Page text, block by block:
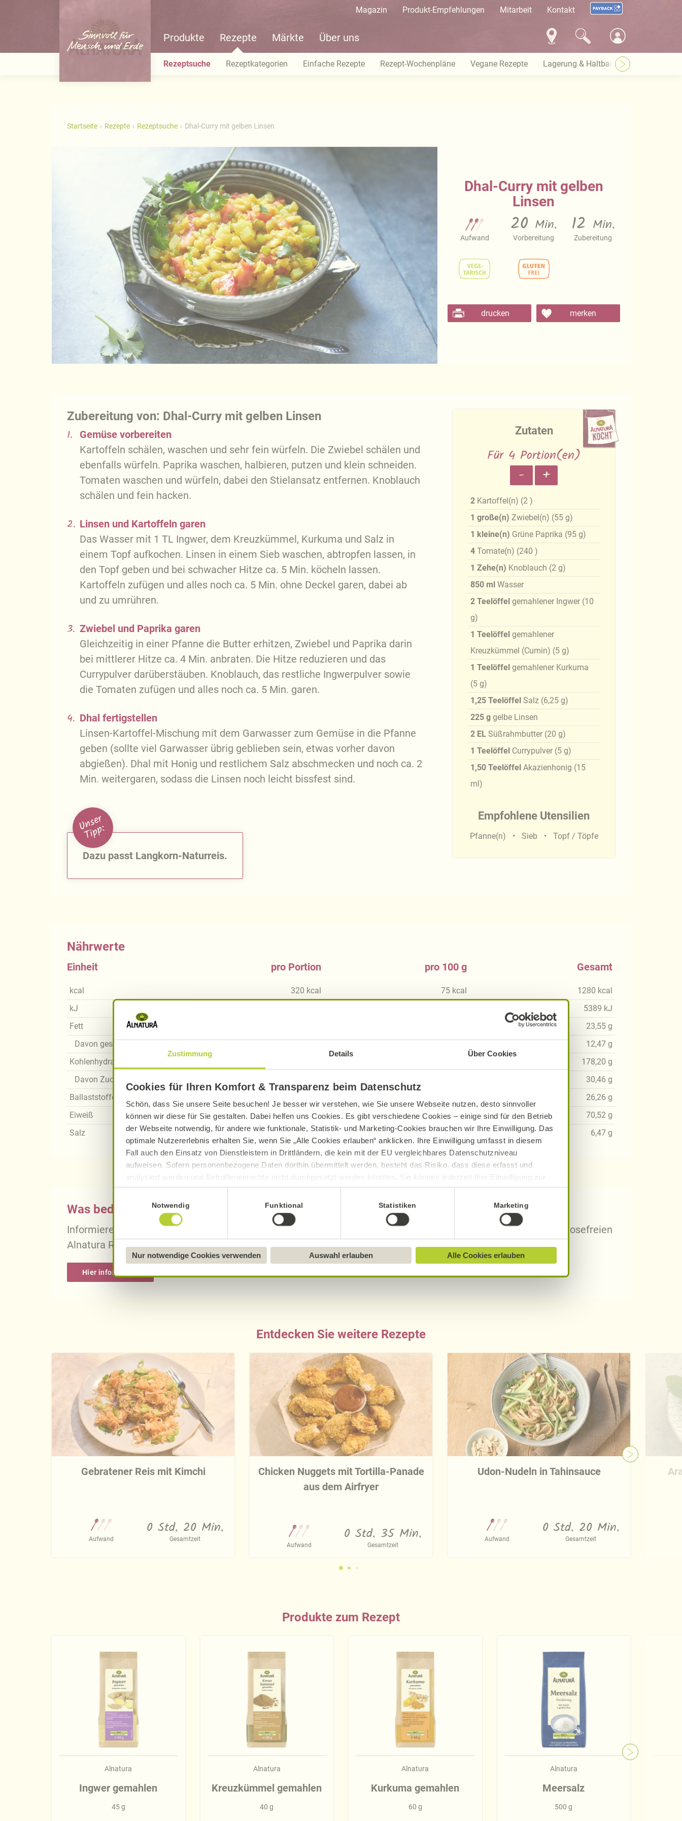
Zustimmung Details Über Cookies
Cookies für Ihren Komfort & Transparenz beim Datenschutz
Schön, dass Sie unsere Seite besuchen! Je besser wir verstehen, wie Sie unsere Webseite nutzen, desto sinnvoller
können wir diese für Sie gestalten. Dabei helfen uns Cookies. Es gibt verschiedene Cookies – einige sind für den Betrieb
der Webseite notwendig, für andere wie funktionale, Statistik- und Marketing-Cookies brauchen wir Ihre Einwilligung. Das
optimale Nutzererlebnis erhalten Sie, wenn Sie „Alle Cookies erlauben“ anklicken. Ihre Einwilligung umfasst in diesem
Fall auch den Einsatz von Dienstleistern in Drittländern, die kein mit der EU vergleichbares Datenschutzniveau
aufweisen. Sofern personenbezogene Daten dorthin übermittelt werden, besteht das Risiko, dass diese erfasst und
analysiert werden und Betroffenenrechte nicht durchgesetzt werden könnten. Sie können jederzeit Ihre Einwilligung zur
Datenverarbeitung und -übermittlung widerrufen und Tools deaktivieren. Ausführliche Informationen finden Sie in unserer
Datenschutzerklärung
Näheres über uns erfahren Sie in unseremImpressum
Notwendig Funktional Statistiken Marketing
Nur notwendige Cookies verwenden Auswahl erlauben Alle Cookies erlauben
Magazin Produkt-Empfehlungen Mitarbeit Kontakt
Produkte Rezepte Märkte Über uns
Rezeptsuche Rezeptkategorien Einfache Rezepte Rezept-Wochenpläne Vegane Rezepte Lagerung & Haltbarkeit
Startseite Rezepte Rezeptsuche Dhal-Curry mit gelben Linsen
Dhal-Curry mit gelben
Linsen
Aufwand
20 Min.
Vorbereitung
12 Min.
Zubereitung
drucken merken
Zubereitung von: Dhal-Curry mit gelben Linsen
1.
Gemüse vorbereiten
Kartoffeln schälen, waschen und sehr fein würfeln. Die Zwiebel schälen und
ebenfalls würfeln. Paprika waschen, halbieren, putzen und klein schneiden.
Tomaten waschen und würfeln, dabei den Stielansatz entfernen. Knoblauch
schälen und fein hacken.
2. Linsen und Kartoffeln garen
Das Wasser mit 1 TL Ingwer, dem Kreuzkümmel, Kurkuma und Salz in
einem Topf aufkochen. Linsen in einem Sieb waschen, abtropfen lassen, in
den Topf geben und bei schwacher Hitze ca. 5 Min. köcheln lassen.
Kartoffeln zufügen und alles noch ca. 5 Min. ohne Deckel garen, dabei ab
und zu umrühren.
3. Zwiebel und Paprika garen
Gleichzeitig in einer Pfanne die Butter erhitzen, Zwiebel und Paprika darin
bei mittlerer Hitze ca. 4 Min. anbraten. Die Hitze reduzieren und das
Currypulver darüberstäuben. Knoblauch, das restliche Ingwerpulver sowie
die Tomaten zufügen und alles noch ca. 5 Min. garen.
4. Dhal fertigstellen
Linsen-Kartoffel-Mischung mit dem Garwasser zum Gemüse in die Pfanne
geben (sollte viel Garwasser übrig geblieben sein, etwas vorher davon
abgießen). Dhal mit Honig und restlichem Salz abschmecken und noch ca. 2
Min. weitergaren, sodass die Linsen noch leicht bissfest sind.
U
n
s
e
r
T
i
p
p
:
Dazu passt Langkorn-Naturreis.
Zutaten
Für 4 Portion(en)
- +
2 Kartoffel(n) (2 )
1 große(n) Zwiebel(n) (55 g)
1 kleine(n) Grüne Paprika (95 g)
4 Tomate(n) (240 )
1 Zehe(n) Knoblauch (2 g)
850 ml Wasser
2 Teelöffel gemahlener Ingwer (10
g)
1 Teelöffel gemahlener
Kreuzkümmel (Cumin) (5 g)
1 Teelöffel gemahlener Kurkuma
(5 g)
1,25 Teelöffel Salz (6,25 g)
225 g gelbe Linsen
2 EL Süßrahmbutter (20 g)
1 Teelöffel Currypulver (5 g)
1,50 Teelöffel Akazienhonig (15
ml)
Empfohlene Utensilien
Pfanne(n) Sieb Topf / Töpfe
Nährwerte
Einheit
kcal
kJ
Fett
Davon gesättigte Fettsäuren
Kohlenhydrate
Davon Zucker
Ballaststoffe
Eiweiß
Salz
pro Portion
320 kcal
17,63g
1,62g
pro 100 g
75 kcal
4,13g
0,38 g
Gesamt
1280 kcal
5389 kJ
23,55 g
12,47 g
178,20 g
30,46 g
26,26 g
70,52 g
6,47 g
Was bedeutet vegan, vegetarisch, gluten- und laktosefrei bei Alnatura Rezepten?
Informieren Sie sich über die genaue Erklärung der Kennzeichnung von veganen, vegetarischen, gluten- und laktosefreien
Alnatura Rezepten.
Hier informieren
Entdecken Sie weitere Rezepte
Gebratener Reis mit Kimchi
Aufwand
0 Std. 20 Min.
Gesamtzeit
Chicken Nuggets mit Tortilla-Panade
aus dem Airfryer
Aufwand
0 Std. 35 Min.
Gesamtzeit
Udon-Nudeln in Tahinsauce
Aufwand
0 Std. 20 Min.
Gesamtzeit
Produkte zum Rezept
Alnatura
Ingwer gemahlen
45 g
Alnatura
Kreuzkümmel gemahlen
40 g
Alnatura
Kurkuma gemahlen
60 g
Alnatura
Meersalz
500 g